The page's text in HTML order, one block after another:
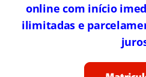
online com início
ilimitadas e